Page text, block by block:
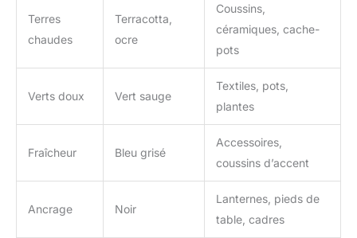
Terres
chaudes
Terracotta,
ocre
Coussins,
céramiques, cache-
pots
Verts doux Vert sauge
Textiles, pots,
plantes
Fraîcheur Bleu grisé
Accessoires,
coussins d’accent
Ancrage Noir
Lanternes, pieds de
table, cadres